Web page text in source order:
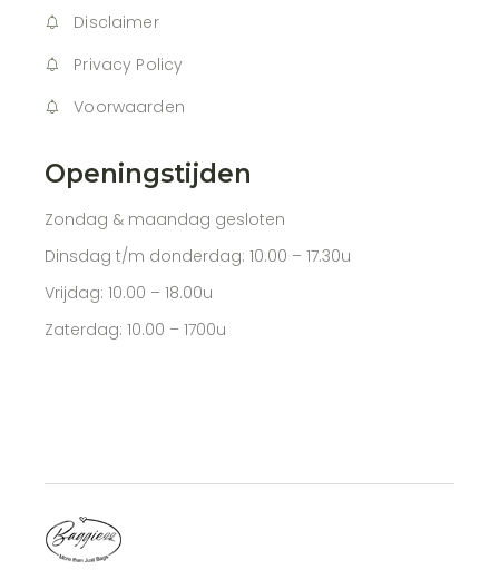
Disclaimer
Privacy Policy
Voorwaarden
Openingstijden
Zondag & maandag gesloten
Dinsdag t/m donderdag: 10.00 – 17.30u
Vrijdag: 10.00 – 18.00u
Zaterdag: 10.00 – 1700u